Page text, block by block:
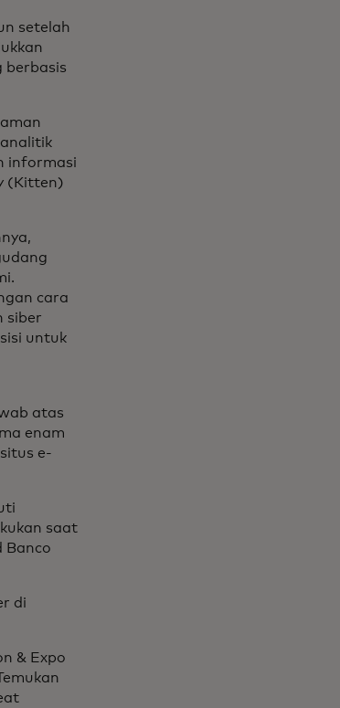
setelah
berbasis
informasi
(Kitten)
cara
siber
untuk
atas
enam
e-
saat
Banco
di
& Expo